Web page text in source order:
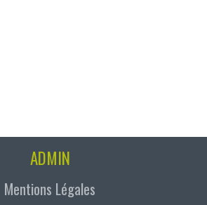
ADMIN
Mentions Légales